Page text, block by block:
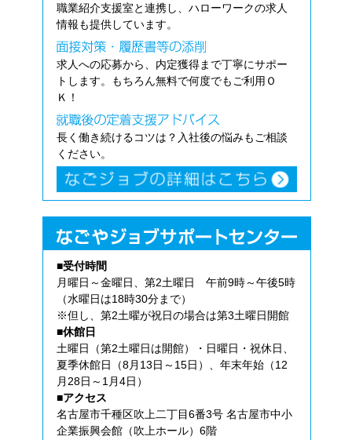
職業紹介支援室と連携し、ハローワークの求人
情報も提供しています。
求人への応募から、内定獲得まで丁寧にサポー
トします。もちろん無料で何度でもご利用Ｏ
Ｋ！
長く働き続けるコツは？入社後の悩みもご相談
ください。
■受付時間
月曜日～金曜日、第2土曜日 午前9時～午後5時
（水曜日は18時30分まで）
※但し、第2土曜が祝日の場合は第3土曜日開館
■休館日
土曜日（第2土曜日は開館）・日曜日・祝休日、
夏季休館日（8月13日～15日）、年末年始（12
月28日～1月4日）
■アクセス
名古屋市千種区吹上二丁目6番3号 名古屋市中小
企業振興会館（吹上ホール）6階